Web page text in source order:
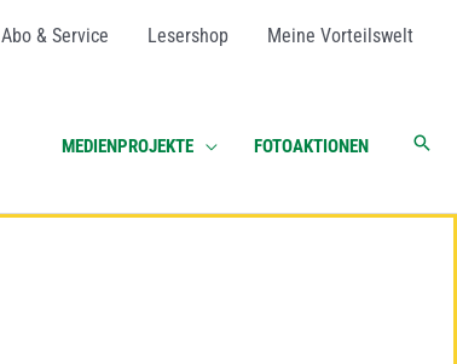
Abo & Service Lesershop Meine Vorteilswelt
MEDIENPROJEKTE FOTOAKTIONEN